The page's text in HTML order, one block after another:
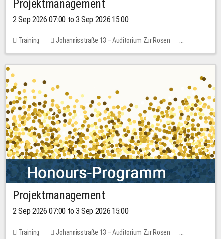
Projektmanagement
2 Sep 2026 07:00 to 3 Sep 2026 15:00
Training
Johannisstraße 13 – Auditorium Zur Rosen
No free places
30.00 EUR
Projektmanagement
2 Sep 2026 07:00 to 3 Sep 2026 15:00
Training
Johannisstraße 13 – Auditorium Zur Rosen